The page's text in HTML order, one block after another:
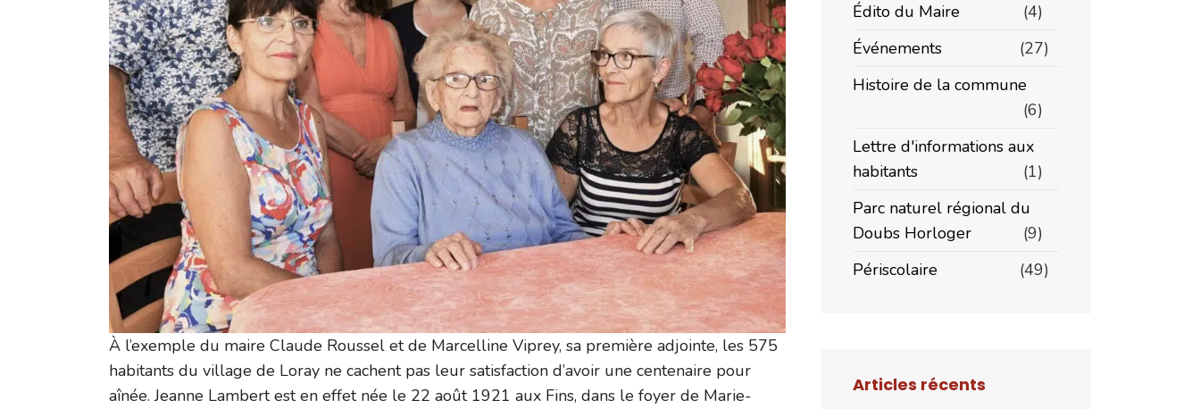
À l’exemple du maire Claude Roussel et de Marcelline Viprey, sa première adjointe, les 575
habitants du village de Loray ne cachent pas leur satisfaction d’avoir une centenaire pour
aînée. Jeanne Lambert est en effet née le 22 août 1921 aux Fins, dans le foyer de Marie-
Édito du Maire
(4)
Événements
(27)
Histoire de la commune
(6)
Lettre d'informations aux
habitants
(1)
Parc naturel régional du
Doubs Horloger
(9)
Périscolaire
(49)
Articles récents